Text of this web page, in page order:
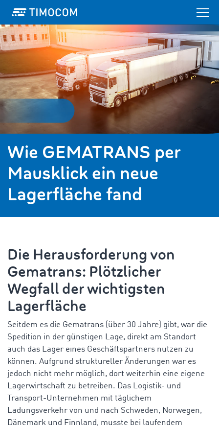
Wie GEMATRANS per
Mausklick ein neue
Lagerfläche fand
Die Herausforderung von
Gematrans: Plötzlicher
Wegfall der wichtigsten
Lagerfläche
Seitdem es die Gematrans (über 30 Jahre) gibt, war die
Spedition in der günstigen Lage, direkt am Standort
auch das Lager eines Geschäftspartners nutzen zu
können. Aufgrund struktureller Änderungen war es
jedoch nicht mehr möglich, dort weiterhin eine eigene
Lagerwirtschaft zu betreiben. Das Logistik- und
Transport-Unternehmen mit täglichem
Ladungsverkehr von und nach Schweden, Norwegen,
Dänemark und Finnland, musste bei laufendem